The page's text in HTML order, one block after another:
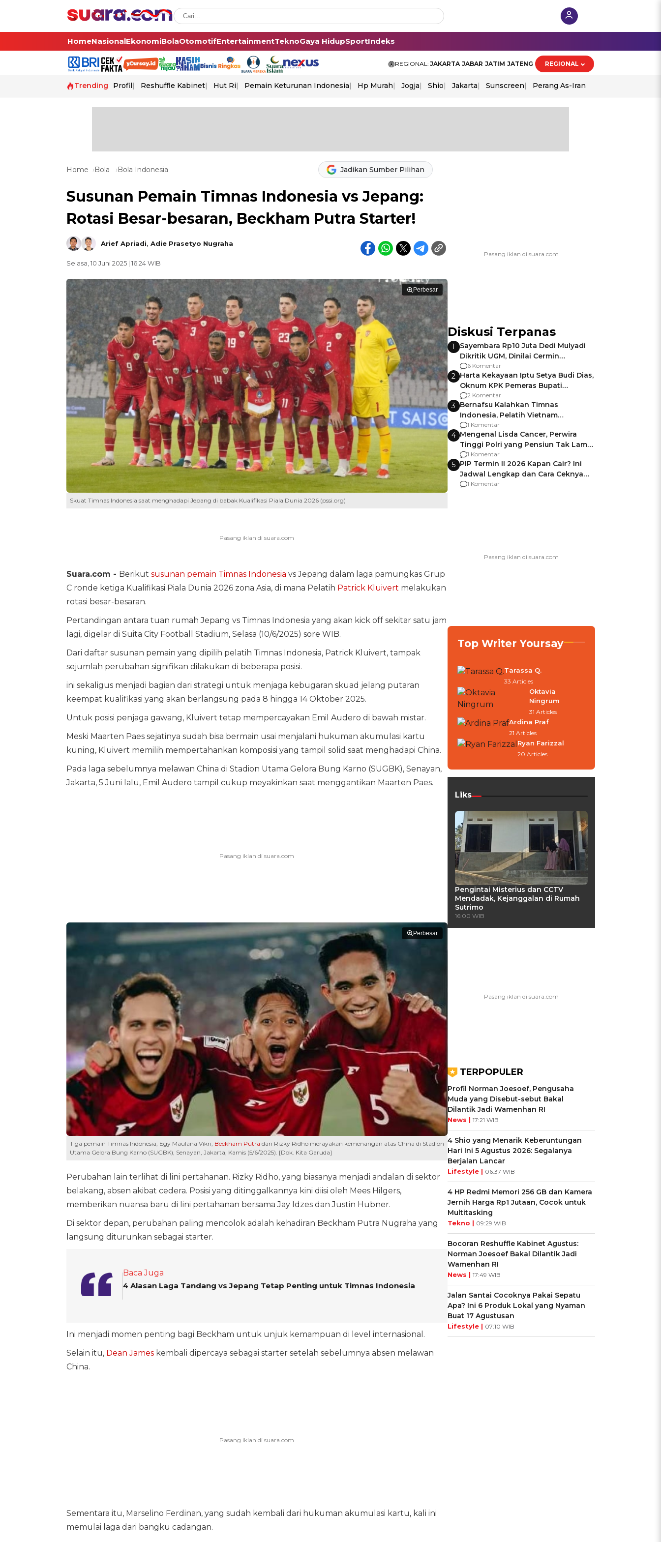
HomeNasionalEkonomiBolaOtomotifEntertainmentTeknoGaya HidupSportIndeks
REGIONAL: JAKARTA JABAR JATIM JATENG REGIONAL
Trending Profil Reshuffle Kabinet Hut Ri Pemain Keturunan Indonesia Hp Murah Jogja Shio Jakarta Sunscreen Perang As-Iran
Home Bola Bola Indonesia Jadikan Sumber Pilihan
Susunan Pemain Timnas Indonesia vs Jepang:
Rotasi Besar-besaran, Beckham Putra Starter!
Arief Apriadi, Adie Prasetyo Nugraha
Selasa, 10 Juni 2025 | 16:24 WIB
Perbesar
Skuat Timnas Indonesia saat menghadapi Jepang di babak Kualifikasi Piala Dunia 2026 (pssi.org)
Suara.com - Berikut susunan pemain Timnas Indonesia vs Jepang dalam laga pamungkas Grup
C ronde ketiga Kualifikasi Piala Dunia 2026 zona Asia, di mana Pelatih Patrick Kluivert melakukan
rotasi besar-besaran.
Pertandingan antara tuan rumah Jepang vs Timnas Indonesia yang akan kick off sekitar satu jam
lagi, digelar di Suita City Football Stadium, Selasa (10/6/2025) sore WIB.
Dari daftar susunan pemain yang dipilih pelatih Timnas Indonesia, Patrick Kluivert, tampak
sejumlah perubahan signifikan dilakukan di beberapa posisi.
ini sekaligus menjadi bagian dari strategi untuk menjaga kebugaran skuad jelang putaran
keempat kualifikasi yang akan berlangsung pada 8 hingga 14 Oktober 2025.
Untuk posisi penjaga gawang, Kluivert tetap mempercayakan Emil Audero di bawah mistar.
Meski Maarten Paes sejatinya sudah bisa bermain usai menjalani hukuman akumulasi kartu
kuning, Kluivert memilih mempertahankan komposisi yang tampil solid saat menghadapi China.
Pada laga sebelumnya melawan China di Stadion Utama Gelora Bung Karno (SUGBK), Senayan,
Jakarta, 5 Juni lalu, Emil Audero tampil cukup meyakinkan saat menggantikan Maarten Paes.
Perbesar
Tiga pemain Timnas Indonesia, Egy Maulana Vikri, Beckham Putra dan Rizky Ridho merayakan kemenangan atas China di Stadion
Utama Gelora Bung Karno (SUGBK), Senayan, Jakarta, Kamis (5/6/2025). [Dok. Kita Garuda]
Perubahan lain terlihat di lini pertahanan. Rizky Ridho, yang biasanya menjadi andalan di sektor
belakang, absen akibat cedera. Posisi yang ditinggalkannya kini diisi oleh Mees Hilgers,
memberikan nuansa baru di lini pertahanan bersama Jay Idzes dan Justin Hubner.
Di sektor depan, perubahan paling mencolok adalah kehadiran Beckham Putra Nugraha yang
langsung diturunkan sebagai starter.
Baca Juga
4 Alasan Laga Tandang vs Jepang Tetap Penting untuk Timnas Indonesia
Ini menjadi momen penting bagi Beckham untuk unjuk kemampuan di level internasional.
Selain itu, Dean Jameskembali dipercaya sebagai starter setelah sebelumnya absen melawan
China.
Sementara itu, Marselino Ferdinan, yang sudah kembali dari hukuman akumulasi kartu, kali ini
memulai laga dari bangku cadangan.
Diskusi Terpanas
1
Sayembara Rp10 Juta Dedi Mulyadi
Dikritik UGM, Dinilai Cermin
Gagalnya Negara Jamin Keamanan
6 Komentar
2 Harta Kekayaan Iptu Setya Budi Dias,
Oknum KPK Pemeras Bupati
Pemalang
2 Komentar
3 Bernafsu Kalahkan Timnas
Indonesia, Pelatih Vietnam
Berencana Pakai Jimat di Pakansari
1 Komentar
4 Mengenal Lisda Cancer, Perwira
Tinggi Polri yang Pensiun Tak Lama
Usai Jadi Brigjen
1 Komentar
5 PIP Termin II 2026 Kapan Cair? Ini
Jadwal Lengkap dan Cara Ceknya
agar Dana Tidak Hangus!
1 Komentar
Top Writer Yoursay
Tarassa Q.
33 Articles
Oktavia
Ningrum
31 Articles
Ardina Praf
21 Articles
Ryan Farizzal
20 Articles
Liks
Pengintai Misterius dan CCTV
Mendadak, Kejanggalan di Rumah
Sutrimo
16:00 WIB
TERPOPULER
Profil Norman Joesoef, Pengusaha
Muda yang Disebut-sebut Bakal
Dilantik Jadi Wamenhan RI
News | 17:21 WIB
4 Shio yang Menarik Keberuntungan
Hari Ini 5 Agustus 2026: Segalanya
Berjalan Lancar
Lifestyle | 06:37 WIB
4 HP Redmi Memori 256 GB dan Kamera
Jernih Harga Rp1 Jutaan, Cocok untuk
Multitasking
Tekno | 09:29 WIB
Bocoran Reshuffle Kabinet Agustus:
Norman Joesoef Bakal Dilantik Jadi
Wamenhan RI
News | 17:49 WIB
Jalan Santai Cocoknya Pakai Sepatu
Apa? Ini 6 Produk Lokal yang Nyaman
Buat 17 Agustusan
Lifestyle | 07:10 WIB